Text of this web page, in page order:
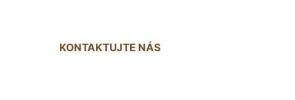
KONTAKTUJTE NÁS